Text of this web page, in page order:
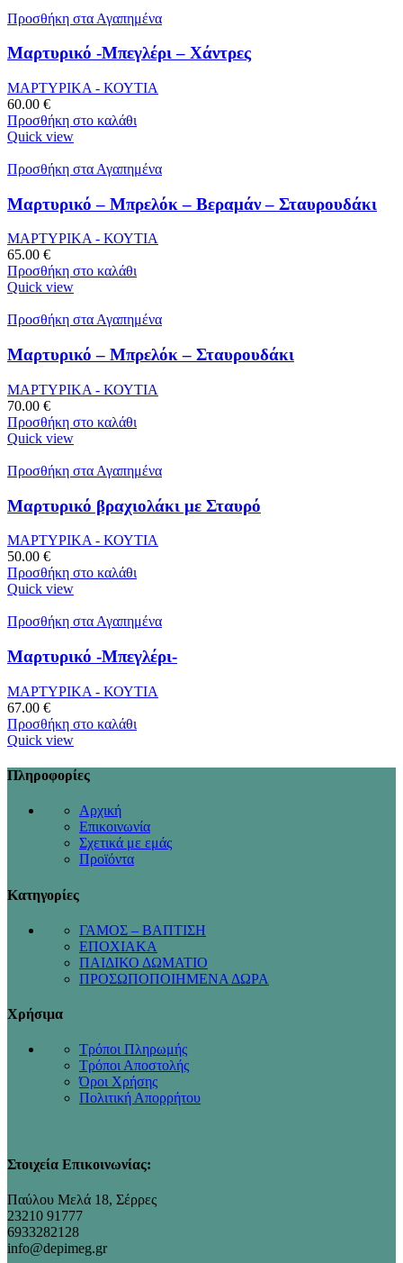
Προσθήκη στα Αγαπημένα
Μαρτυρικό -Μπεγλέρι – Χάντρες
ΜΑΡΤΥΡΙΚΑ - ΚΟΥΤΙΑ
60.00 €
Προσθήκη στο καλάθι
Quick view
Προσθήκη στα Αγαπημένα
Μαρτυρικό – Μπρελόκ – Βεραμάν – Σταυρουδάκι
ΜΑΡΤΥΡΙΚΑ - ΚΟΥΤΙΑ
65.00 €
Προσθήκη στο καλάθι
Quick view
Προσθήκη στα Αγαπημένα
Μαρτυρικό – Μπρελόκ – Σταυρουδάκι
ΜΑΡΤΥΡΙΚΑ - ΚΟΥΤΙΑ
70.00 €
Προσθήκη στο καλάθι
Quick view
Προσθήκη στα Αγαπημένα
Μαρτυρικό βραχιολάκι με Σταυρό
ΜΑΡΤΥΡΙΚΑ - ΚΟΥΤΙΑ
50.00 €
Προσθήκη στο καλάθι
Quick view
Προσθήκη στα Αγαπημένα
Μαρτυρικό -Μπεγλέρι-
ΜΑΡΤΥΡΙΚΑ - ΚΟΥΤΙΑ
67.00 €
Προσθήκη στο καλάθι
Quick view
Πληροφορίες
Αρχική
Επικοινωνία
Σχετικά με εμάς
Προϊόντα
Κατηγορίες
ΓΑΜΟΣ – ΒΑΠΤΙΣΗ
ΕΠΟΧΙΑΚΑ
ΠΑΙΔΙΚΟ ΔΩΜΑΤΙΟ
ΠΡΟΣΩΠΟΠΟΙΗΜΕΝΑ ΔΩΡΑ
Χρήσιμα
Τρόποι Πληρωμής
Τρόποι Αποστολής
Όροι Χρήσης
Πολιτική Απορρήτου
Στοιχεία Επικοινωνίας:
Παύλου Μελά 18, Σέρρες
23210 91777
6933282128
info@depimeg.gr